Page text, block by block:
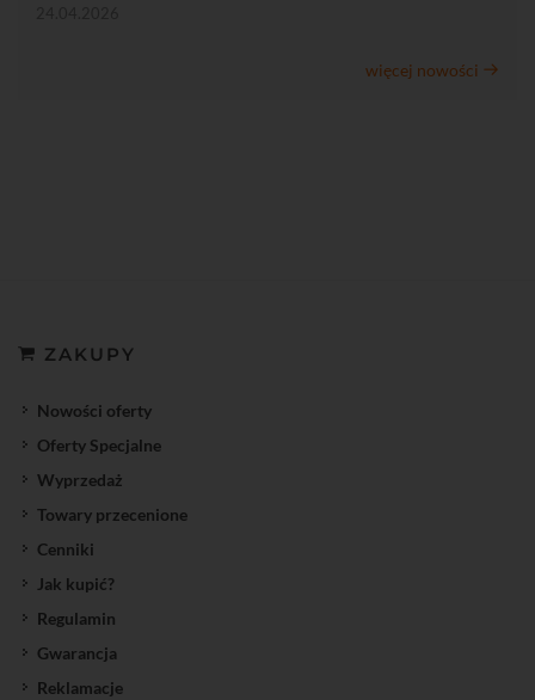
więcej nowości
ZAKUPY
Nowości oferty
Oferty Specjalne
Wyprzedaż
Towary przecenione
Cenniki
Jak kupić?
Regulamin
Gwarancja
Reklamacje